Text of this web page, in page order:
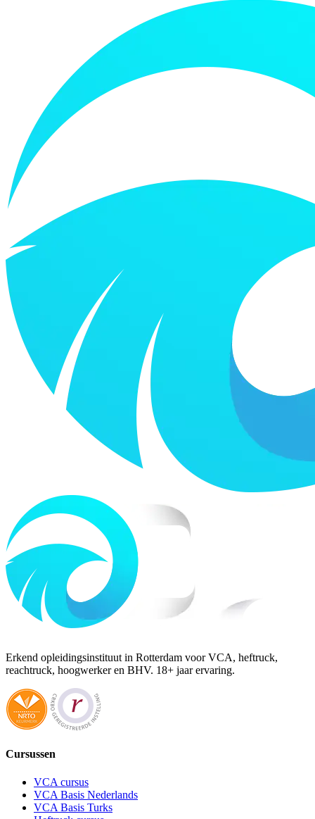
Erkend opleidingsinstituut in Rotterdam voor VCA, heftruck,
reachtruck, hoogwerker en BHV. 18+ jaar ervaring.
Cursussen
VCA cursus
VCA Basis Nederlands
VCA Basis Turks